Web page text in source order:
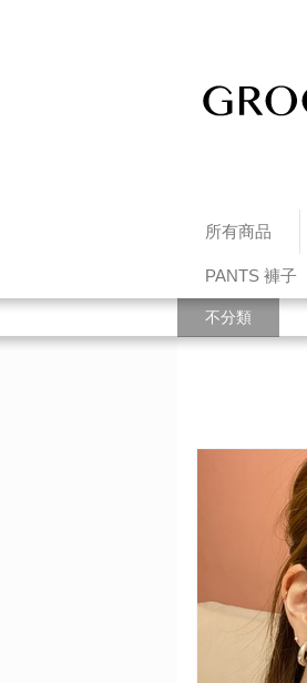
所有商品
PANTS 褲子
不分類